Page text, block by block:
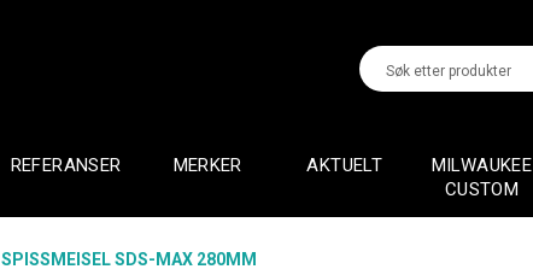
REFERANSER MERKER AKTUELT
MILWAUKEE
CUSTOM
SPISSMEISEL SDS-MAX 280MM